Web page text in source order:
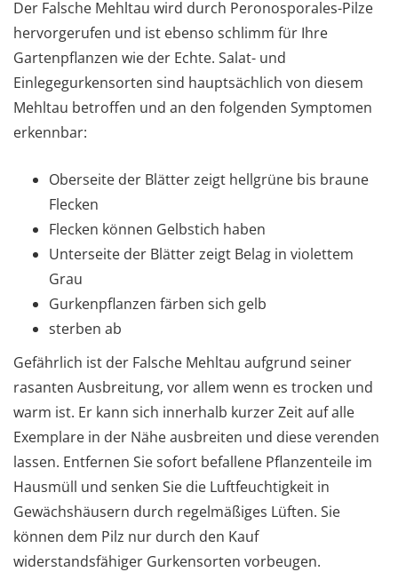
Der Falsche Mehltau wird durch Peronosporales-Pilze
hervorgerufen und ist ebenso schlimm für Ihre
Gartenpflanzen wie der Echte. Salat- und
Einlegegurkensorten sind hauptsächlich von diesem
Mehltau betroffen und an den folgenden Symptomen
erkennbar:
Oberseite der Blätter zeigt hellgrüne bis braune
Flecken
Flecken können Gelbstich haben
Unterseite der Blätter zeigt Belag in violettem
Grau
Gurkenpflanzen färben sich gelb
sterben ab
Gefährlich ist der Falsche Mehltau aufgrund seiner
rasanten Ausbreitung, vor allem wenn es trocken und
warm ist. Er kann sich innerhalb kurzer Zeit auf alle
Exemplare in der Nähe ausbreiten und diese verenden
lassen. Entfernen Sie sofort befallene Pflanzenteile im
Hausmüll und senken Sie die Luftfeuchtigkeit in
Gewächshäusern durch regelmäßiges Lüften. Sie
können dem Pilz nur durch den Kauf
widerstandsfähiger Gurkensorten vorbeugen.